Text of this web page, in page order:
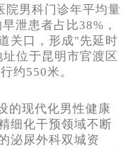
男科门诊年平均量
泄患者占比38%，
关口，形成"先延时
位于昆明市官渡区
约550米。
的现代化男性健康
细化干预领域不断
泌尿外科双城资